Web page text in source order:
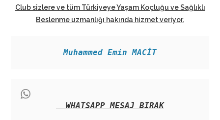
Club sizlere ve tüm Türkiyeye Yaşam Koçluğu ve Sağlıklı
Beslenme uzmanlığı hakında hizmet veriyor.
Muhammed Emin MACİT
WHATSAPP MESAJ BIRAK